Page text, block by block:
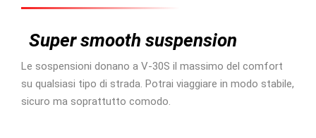
Super smooth suspension
Le sospensioni donano a V-30S il massimo del comfort
su qualsiasi tipo di strada. Potrai viaggiare in modo stabile,
sicuro ma soprattutto comodo.